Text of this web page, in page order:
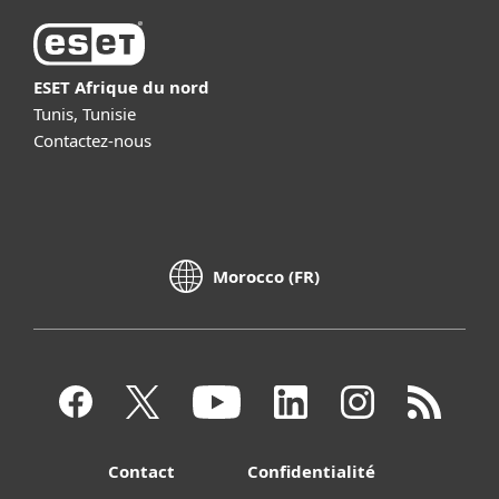
ESET Afrique du nord
Tunis, Tunisie
Contactez-nous
Morocco (FR)
Contact
Confidentialité